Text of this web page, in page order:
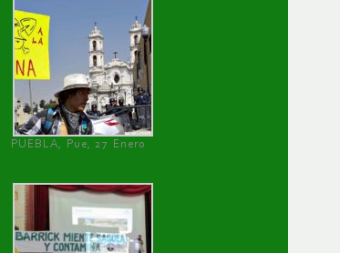
PUEBLA, Pue, 27 Enero